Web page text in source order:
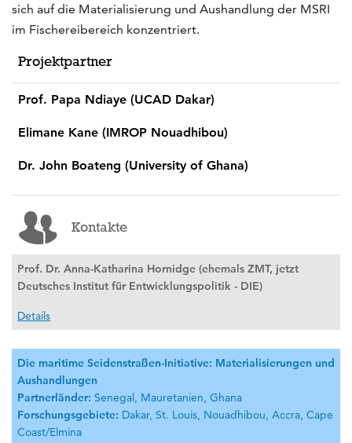
sich auf die Materialisierung und Aushandlung der MSRI
im Fischereibereich konzentriert.
Projektpartner
Prof. Papa Ndiaye (UCAD Dakar)
Elimane Kane (IMROP Nouadhibou)
Dr. John Boateng (University of Ghana)
Kontakte
Prof. Dr. Anna-Katharina Hornidge (ehemals ZMT, jetzt
Deutsches Institut für Entwicklungspolitik - DIE)
Details
Die maritime Seidenstraßen-Initiative: Materialisierungen und
Aushandlungen
Partnerländer: Senegal, Mauretanien, Ghana
Forschungsgebiete: Dakar, St. Louis, Nouadhibou, Accra, Cape
Coast/Elmina